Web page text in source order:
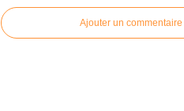
Ajouter un commentaire